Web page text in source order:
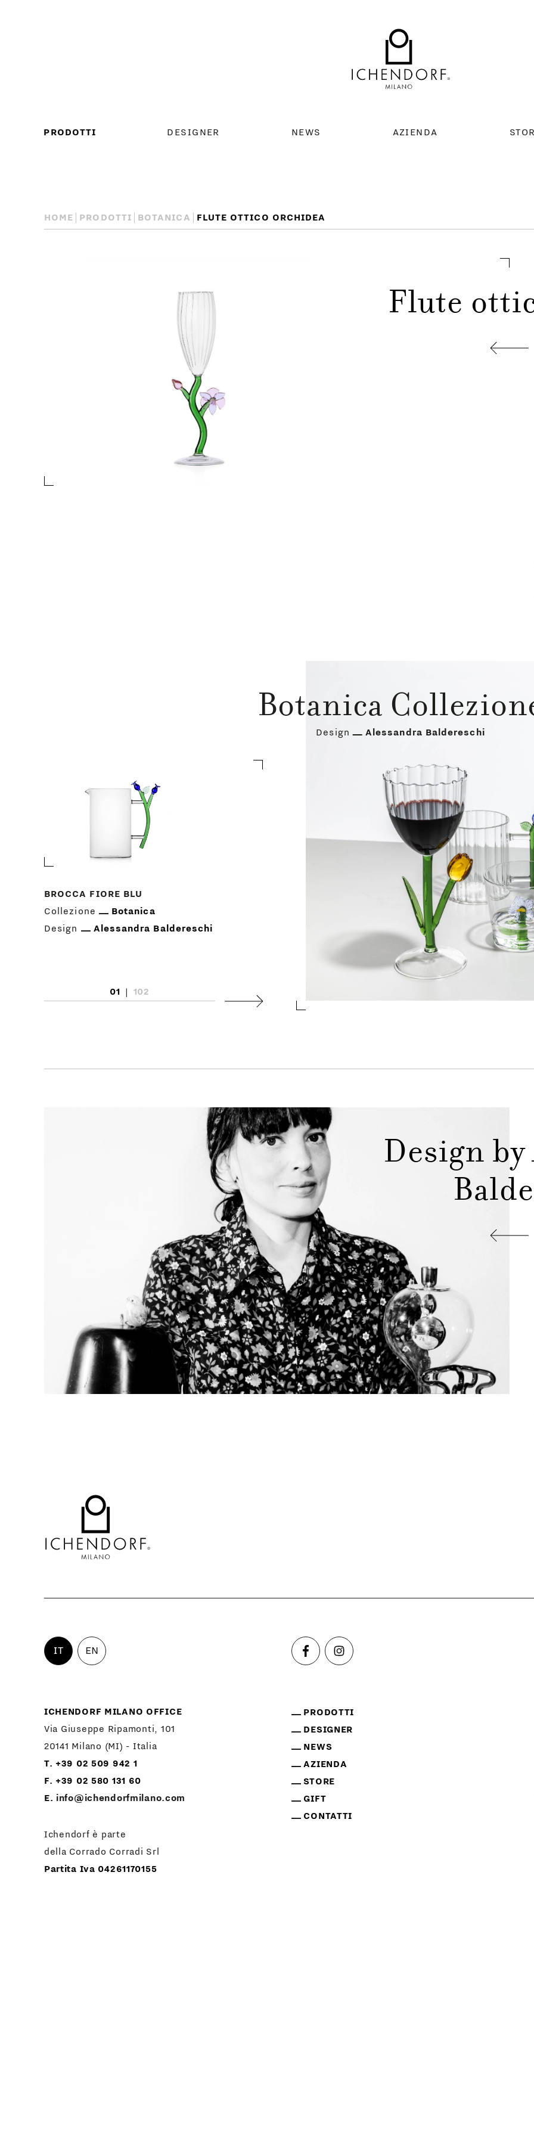
PRINCIPALE
PRODOTTI DESIGNER NEWS AZIENDA
HOME PRODOTTI BOTANICA FLUTE OTTICO ORCHIDEA
Flute
Botanica
Design Alessandra Baldereschi
BROCCA FIORE BLU
Collezione
Botanica
Design
Alessandra Baldereschi
SCATOLA OTTICA FIORE LILLA
Alessandra Baldereschi
01 |
102
Successivo
Design
IT EN
ICHENDORF MILANO OFFICE
Via Giuseppe Ripamonti, 101
20141 Milano (MI) - Italia
T. +39 02 509 942 1
F. +39 02 580 131 60
E. info@ichendorfmilano.com
Ichendorf è parte
della Corrado Corradi Srl
Partita Iva 04261170155
PRODOTTI
DESIGNER
NEWS
AZIENDA
STORE
GIFT
CONTATTI